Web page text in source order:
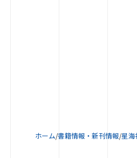
ホーム/書籍情報・新刊情報/星海